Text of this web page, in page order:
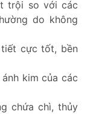
trội so với các
do không
cực tốt, bền
kim của các
chứa chì, thủy